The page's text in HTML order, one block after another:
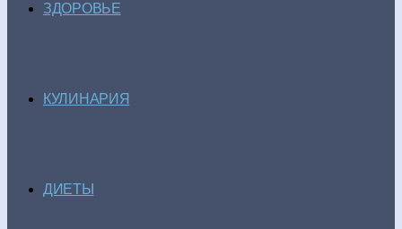
ЗДОРОВЬЕ
КУЛИНАРИЯ
ДИЕТЫ